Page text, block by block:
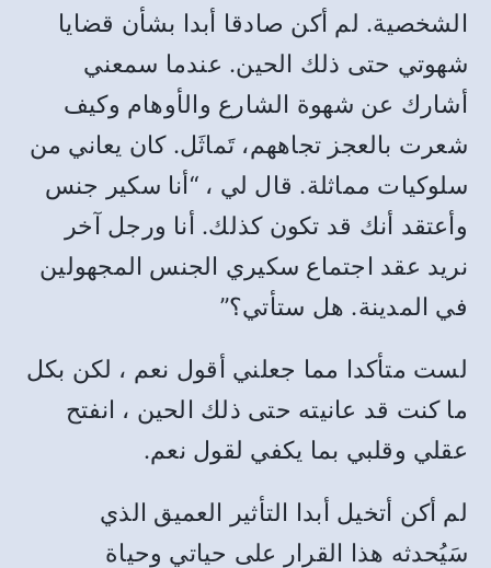
الشخصية. لم أكن صادقا أبدا بشأن قضايا
شهوتي حتى ذلك الحين. عندما سمعني
أشارك عن شهوة الشارع والأوهام وكيف
شعرت بالعجز تجاههم، تَماثَل. كان يعاني من
سلوكيات مماثلة. قال لي ، “أنا سكير جنس
وأعتقد أنك قد تكون كذلك. أنا ورجل آخر
نريد عقد اجتماع سكيري الجنس المجهولين
في المدينة. هل ستأتي؟”
لست متأكدا مما جعلني أقول نعم ، لكن بكل
ما كنت قد عانيته حتى ذلك الحين ، انفتح
عقلي وقلبي بما يكفي لقول نعم.
لم أكن أتخيل أبدا التأثير العميق الذي
سَيُحدثه هذا القرار على حياتي وحياة